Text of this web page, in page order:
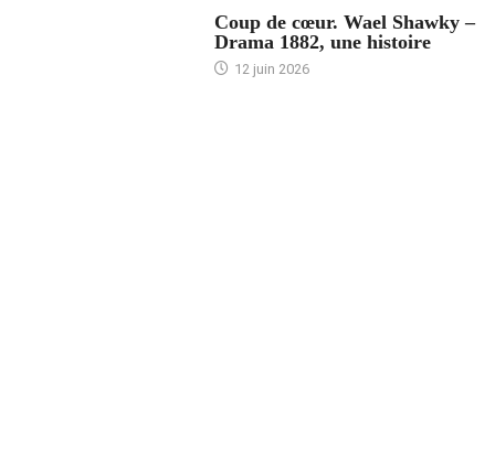
Coup de cœur. Wael Shawky –
Drama 1882, une histoire
12 juin 2026